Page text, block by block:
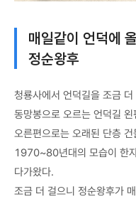
매일같이 언덕에
정순왕후
청룡사에서 언덕길을 조금
동망봉으로 오르는 언덕길
오른편으로는 오래된 단층
1970~80년대의 모습이 한
다가왔다.
조금 더 걸으니 정순왕후가